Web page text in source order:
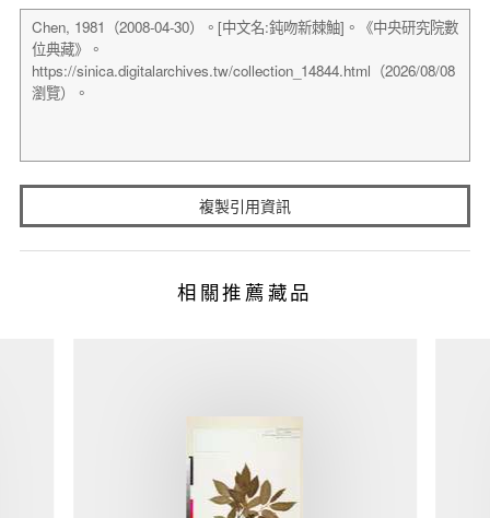
複製引用資訊
相關推薦藏品